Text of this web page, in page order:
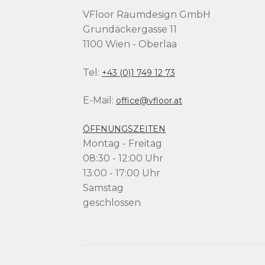
VFloor Raumdesign GmbH
Grundäckergasse 11
1100 Wien - Oberlaa
Tel: +43 (0)1 749 12 73
E-Mail: office@vfloor.at
ÖFFNUNGSZEITEN
Montag - Freitag
08:30 - 12:00 Uhr
13:00 - 17:00 Uhr
Samstag
geschlossen